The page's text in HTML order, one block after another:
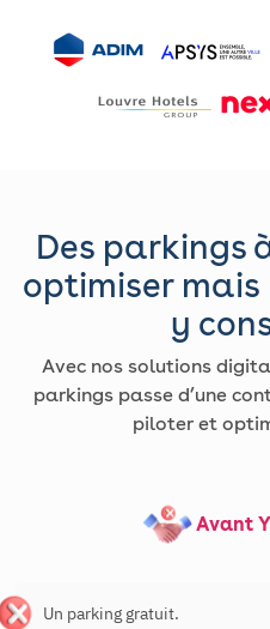
Des parkings
optimiser mais
y
Avec nos solutions
parkings passe d’une
piloter et
Avant
Un parking gratuit.